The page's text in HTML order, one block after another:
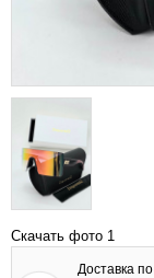
Скачать фото 1
Доставка по